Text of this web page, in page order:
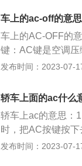
源，而达到空调最
光线传感器和多个
动调节风量、自动
出风口的风量，温
的天气下，需要打
用空调暖风时，AC
风产生任何影响。
车上的ac-off的意
车上的AC-OFF的
键：AC键是空调
要开AC键。2、冷
荷，要耗费一定量
量：当发动机的冷
成暖风。
发布时间：2023-07-
轿车上面的ac什么
轿车上ac的意思：
时，把AC按键按
关，按键指示灯亮
发布时间：2023-07-